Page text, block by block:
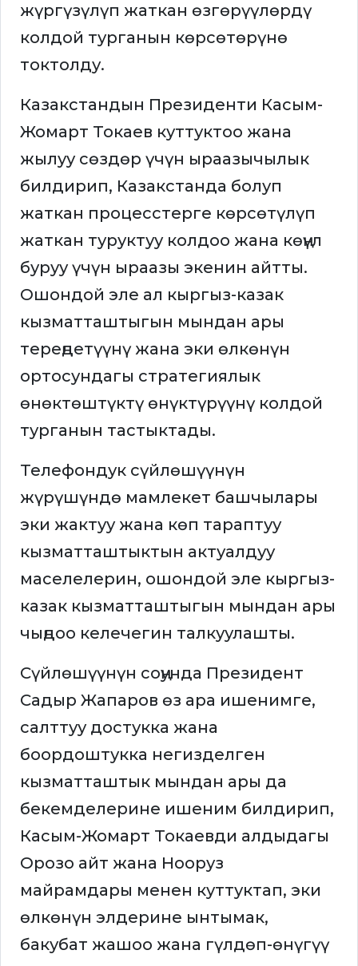
жүргүзүлүп жаткан өзгөрүүлөрдү
колдой турганын көрсөтөрүнө
токтолду.
Казакстандын Президенти Касым-
Жомарт Токаев куттуктоо жана
жылуу сөздөр үчүн ыраазычылык
билдирип, Казакстанда болуп
жаткан процесстерге көрсөтүлүп
жаткан туруктуу колдоо жана көңүл
буруу үчүн ыраазы экенин айтты.
Ошондой эле ал кыргыз-казак
кызматташтыгын мындан ары
тереңдетүүнү жана эки өлкөнүн
ортосундагы стратегиялык
өнөктөштүктү өнүктүрүүнү колдой
турганын тастыктады.
Телефондук сүйлөшүүнүн
жүрүшүндө мамлекет башчылары
эки жактуу жана көп тараптуу
кызматташтыктын актуалдуу
маселелерин, ошондой эле кыргыз-
казак кызматташтыгын мындан ары
чыңдоо келечегин талкуулашты.
Сүйлөшүүнүн соңунда Президент
Садыр Жапаров өз ара ишенимге,
салттуу достукка жана
боордоштукка негизделген
кызматташтык мындан ары да
бекемделерине ишеним билдирип,
Касым-Жомарт Токаевди алдыдагы
Орозо айт жана Нооруз
майрамдары менен куттуктап, эки
өлкөнүн элдерине ынтымак,
бакубат жашоо жана гүлдөп-өнүгүү